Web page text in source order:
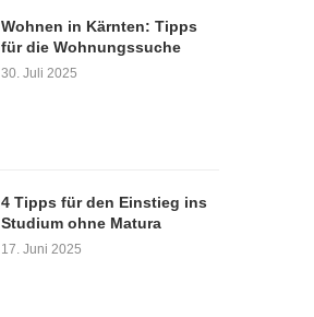
Wohnen in Kärnten: Tipps
für die Wohnungssuche
30. Juli 2025
4 Tipps für den Einstieg ins
Studium ohne Matura
17. Juni 2025